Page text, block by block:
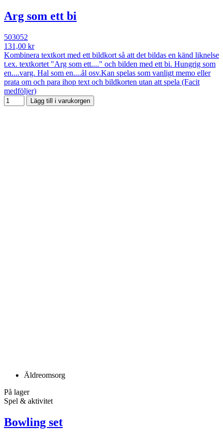
Arg som ett bi
503052
131,00 kr
Kombinera textkort med ett bildkort så att det bildas en känd liknelse
t.ex. textkortet "Arg som ett...." och bilden med ett bi. Hungrig som
en....varg. Hal som en....ål osv.Kan spelas som vanligt memo eller
prata om och para ihop text och bildkorten utan att spela (Facit
medföljer)
Lägg till i varukorgen
Äldreomsorg
På lager
Spel & aktivitet
Bowling set